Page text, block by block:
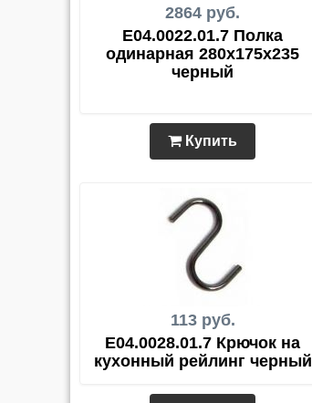
2864 руб.
E04.0022.01.7 Полка
одинарная 280х175х235
черный
Купить
113 руб.
E04.0028.01.7 Крючок на
кухонный рейлинг черный